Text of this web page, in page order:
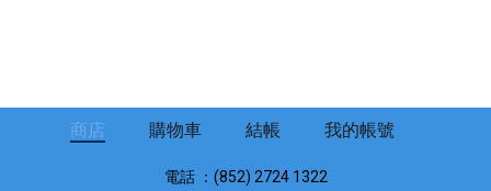
商店 購物車 結帳 我的帳號
電話 ：(852) 2724 1322